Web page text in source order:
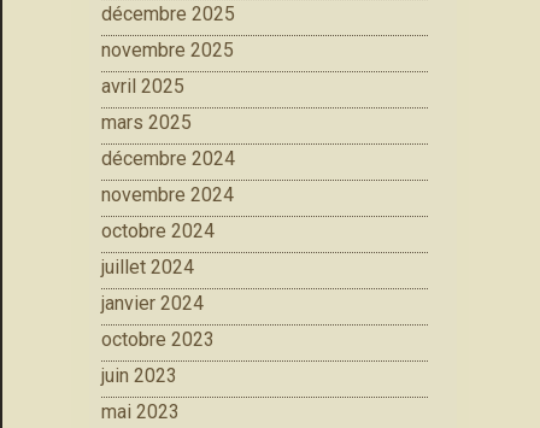
décembre 2025
novembre 2025
avril 2025
mars 2025
décembre 2024
novembre 2024
octobre 2024
juillet 2024
janvier 2024
octobre 2023
juin 2023
mai 2023